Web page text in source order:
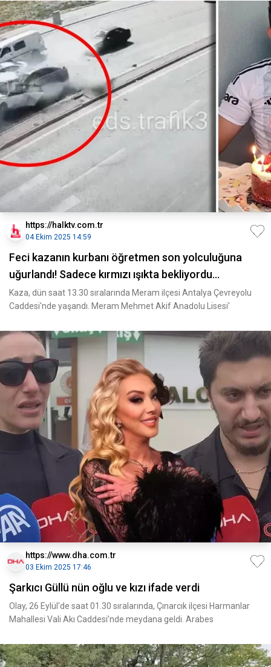
https://halktv.com.tr
04 Ekim 2025 14:59
Feci kazanın kurbanı öğretmen son yolculuğuna
uğurlandı! Sadece kırmızı ışıkta bekliyordu...
Kaza, dün saat 13.30 sıralarında Meram ilçesi Antalya Çevreyolu
Caddesi'nde yaşandı. Meram Mehmet Akif Anadolu Lisesi'
https://www.dha.com.tr
03 Ekim 2025 17:46
Şarkıcı Güllü nün oğlu ve kızı ifade verdi
Olay, 26 Eylül'de saat 01.30 sıralarında, Çınarcık ilçesi Harmanlar
Mahallesi Vali Akı Caddesi’nde meydana geldi. Arabes